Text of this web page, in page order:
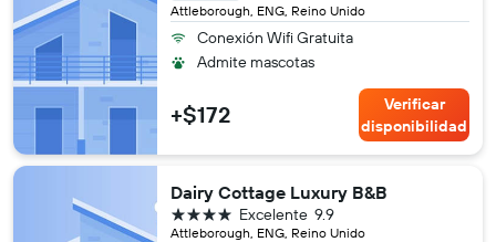
Attleborough, ENG, Reino Unido
Conexión Wifi Gratuita
Admite mascotas
+$172
Verificar
disponibilidad
Dairy Cottage Luxury B&B
Attleborough, ENG, Reino Unido
9.9
Excelente
4 estrellas